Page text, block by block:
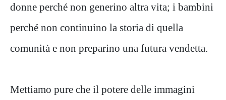
donne perché non generino altra vita; i bambini
perché non continuino la storia di quella
comunità e non preparino una futura vendetta.
Mettiamo pure che il potere delle immagini